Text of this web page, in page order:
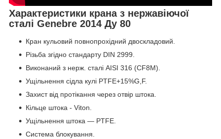
Характеристики крана з нержавіючої
сталі Genebre 2014 Ду 80
Кран кульовий повнопрохідний двоскладовий.
Різьба згідно стандарту DIN 2999.
Виконаний з нерж. сталі AISI 316 (CF8M).
Ущільнення сідла кулі PTFE+15%G,F.
Захист від протікання через отвір штока.
Кільце штока - Viton.
Ущільнення штока ― PTFE.
Система блокування.